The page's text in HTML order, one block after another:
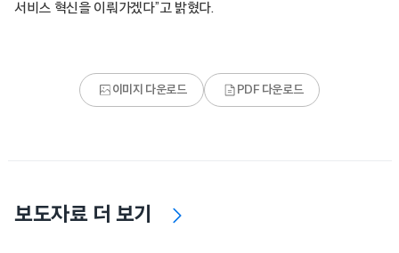
서비스 혁신을 이뤄가겠다”고 밝혔다.
이미지 다운로드 PDF 다운로드
보도자료 더 보기